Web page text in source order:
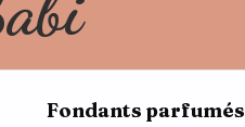
Fondants parfumés